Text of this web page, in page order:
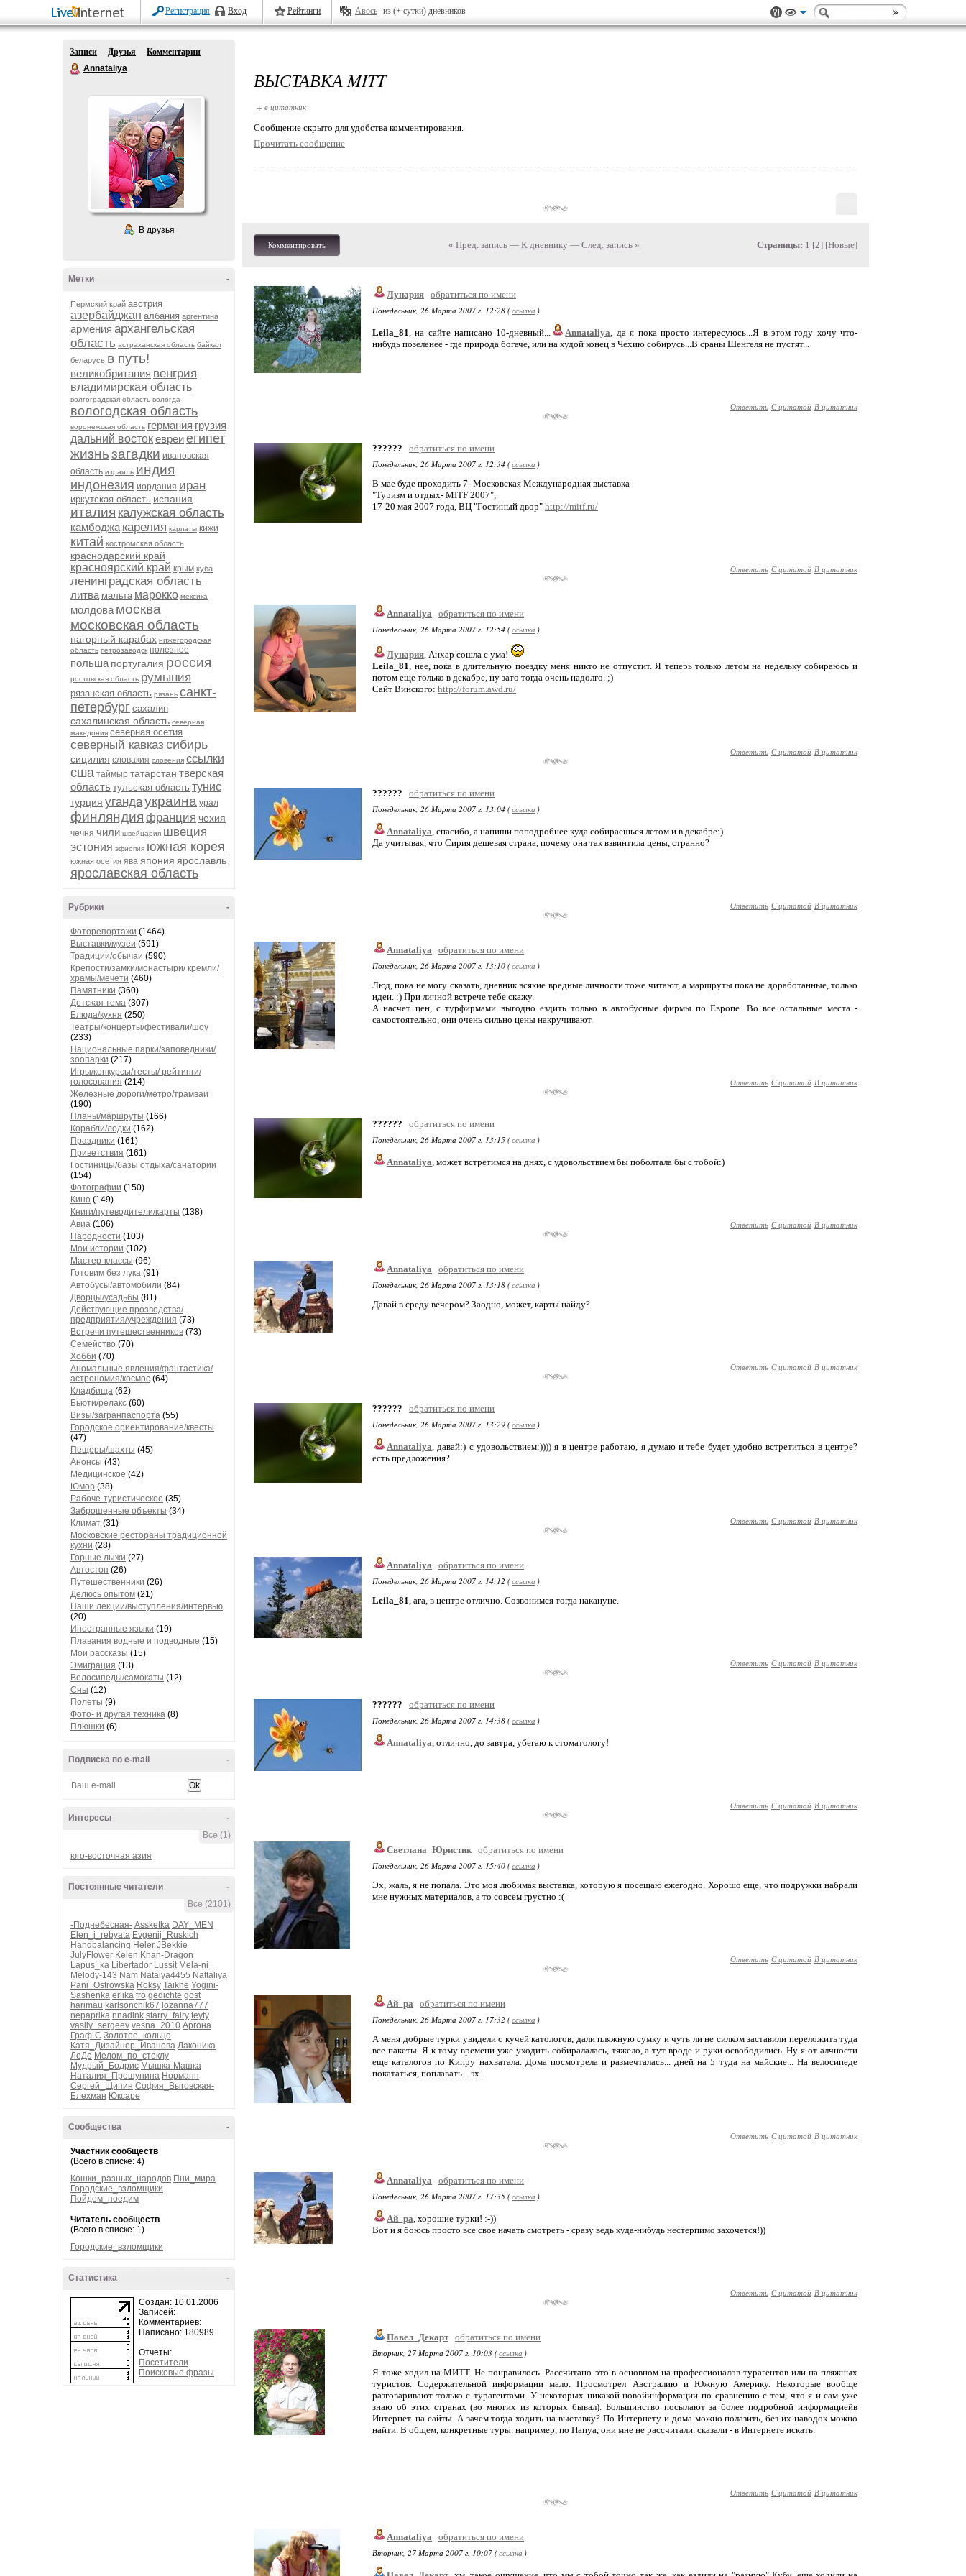
Регистрация Вход Рейтинги Авось из (+ сутки) дневников
Записи Друзья
Комментарии
Annataliya
В друзья
-
Метки
Пермский край австрия
азербайджан албания аргентина
армения архангельская
область астраханская область байкал
беларусь в путь!
великобритания венгрия
владимирская область
волгоградская область вологда
вологодская область
воронежская область германия грузия
дальний востокевреиегипет
жизньзагадки ивановская
область израиль индия
индонезия иордания иран
иркутская область испания
италия калужская область
камбоджа карелия карпаты кижи
китай костромская область
краснодарский край
красноярский край крым куба
ленинградская область
литва мальта марокко мексика
молдова москва
московская область
нагорный карабах нижегородская
область петрозаводск полезное
польша португалия россия
ростовская область румыния
рязанская область рязань санкт-
петербург сахалин
сахалинская область северная
македония северная осетия
северный кавказ сибирь
сицилия словакия словения ссылки
сша таймыр татарстан тверская
область тульская область тунис
турция угандаукраина урал
финляндия франция чехия
чечня чили швейцария швеция
эстония эфиопия южная корея
южная осетия ява япония ярославль
ярославская область
-
Рубрики
Фоторепортажи (1464)
Выставки/музеи (591)
Традиции/обычаи (590)
Крепости/замки/монастыри/ кремли/
храмы/мечети (460)
Памятники (360)
Детская тема (307)
Блюда/кухня (250)
Театры/концерты/фестивали/шоу
(233)
Национальные парки/заповедники/
зоопарки (217)
Игры/конкурсы/тесты/ рейтинги/
голосования (214)
Железные дороги/метро/трамваи
(190)
Планы/маршруты (166)
Корабли/лодки (162)
Праздники (161)
Приветствия (161)
Гостиницы/базы отдыха/санатории
(154)
Фотографии (150)
Кино (149)
Книги/путеводители/карты (138)
Авиа (106)
Народности (103)
Мои истории (102)
Мастер-классы (96)
Готовим без лука (91)
Автобусы/автомобили (84)
Дворцы/усадьбы (81)
Действующие прозводства/
предприятия/учреждения (73)
Встречи путешественников (73)
Семейство (70)
Хобби (70)
Аномальные явления/фантастика/
астрономия/космос (64)
Кладбища (62)
Бьюти/релакс (60)
Визы/загранпаспорта (55)
Городское ориентирование/квесты
(47)
Пещеры/шахты (45)
Анонсы (43)
Медицинское (42)
Юмор (38)
Рабоче-туристическое (35)
Заброшенные объекты (34)
Климат (31)
Московские рестораны традиционной
кухни (28)
Горные лыжи (27)
Автостоп (26)
Путешественники (26)
Делюсь опытом (21)
Наши лекции/выступления/интервью
(20)
Иностранные языки (19)
Плавания водные и подводные (15)
Мои рассказы (15)
Эмиграция (13)
Велосипеды/самокаты (12)
Сны (12)
Полеты (9)
Фото- и другая техника (8)
Плюшки (6)
-
Подписка по e-mail
-
Интересы
Все (1)
юго-восточная азия
-
Постоянные читатели
Все (2101)
-Поднебесная- Assketka DAY_MEN
Elen_i_rebyata Evgenij_Ruskich
Handbalancing Heler JBekkie
JulyFlower Kelen Khan-Dragon
Lapus_ka Libertador Lussit Mela-ni
Melody-143 Nam Natalya4455 Nattaliya
Pani_Ostrowska Roksy Taikhe Yogini-
Sashenka erlika fro gedichte gost
harimau karlsonchik67 lozanna777
nepaprika nnadink starry_fairy teyty
vasily_sergeev vesna_2010 Аргона
Граф-С Золотое_кольцо
Катя_Дизайнер_Иванова Лаконика
ЛеДо Мелом_по_стеклу
Мудрый_Бодрис Мышка-Машка
Наталия_Прошунина Норманн
Сергей_Щипин София_Выговская-
Блехман Юксаре
-
Сообщества
Участник сообществ
(Всего в списке: 4)
Кошки_разных_народов Пни_мира
Городские_взломщики
Пойдем_поедим
Читатель сообществ
(Всего в списке: 1)
Городские_взломщики
-
Статистика
Создан: 10.01.2006
Записей:
Комментариев:
Написано: 180989
Отчеты:
Посетители
Поисковые фразы
ВЫСТАВКА MITT
+ в цитатник
Cообщение скрыто для удобства комментирования.
Прочитать сообщение
Комментировать « Пред. запись— К дневнику — След. запись » Страницы: 1 [2] [Новые]
Лунария обратиться по имени
Понедельник, 26 Марта 2007 г. 12:28 (ссылка )
Leila_81, на сайте написано 10-дневный... Annataliya, да я пока просто интересуюсь...Я в этом году хочу что-
нибудь позеленее - где природа богаче, или на худой конец в Чехию собирусь...В сраны Шенгеля не пустят...
Ответить С цитатой В цитатник
??????
обратиться по имени
Понедельник, 26 Марта 2007 г. 12:34 (ссылка )
В мае буде проходить 7- Московская Международная выставка
"Туризм и отдых- MITF 2007",
17-20 мая 2007 года, ВЦ "Гостиный двор" http://mitf.ru/
Ответить С цитатой В цитатник
Annataliya
обратиться по имени
Понедельник, 26 Марта 2007 г. 12:54 (ссылка )
Лунария, Анхар сошла с ума!
Leila_81, нее, пока в длительную поездку меня никто не отпустит. Я теперь только летом на недельку собираюсь и
потом еще только в декабре, ну зато тогда очень надолго. ;)
Сайт Винского: http://forum.awd.ru/
Ответить С цитатой В цитатник
??????
обратиться по имени
Понедельник, 26 Марта 2007 г. 13:04 (ссылка )
Annataliya, спасибо, а напиши поподробнее куда собираешься летом и в декабре:)
Да учитывая, что Сирия дешевая страна, почему она так взвинтила цены, странно?
Ответить С цитатой В цитатник
Annataliya
обратиться по имени
Понедельник, 26 Марта 2007 г. 13:10 (ссылка )
Люд, пока не могу сказать, дневник всякие вредные личности тоже читают, а маршруты пока не доработанные, только
идеи. :) При личной встрече тебе скажу.
А насчет цен, с турфирмами выгодно ездить только в автобусные фирмы по Европе. Во все остальные места -
самостоятельно, они очень сильно цены накручивают.
Ответить С цитатой В цитатник
??????
обратиться по имени
Понедельник, 26 Марта 2007 г. 13:15 (ссылка )
Annataliya, может встретимся на днях, с удовольствием бы поболтала бы с тобой:)
Ответить С цитатой В цитатник
Annataliya
обратиться по имени
Понедельник, 26 Марта 2007 г. 13:18 (ссылка )
Давай в среду вечером? Заодно, может, карты найду?
Ответить С цитатой В цитатник
??????
обратиться по имени
Понедельник, 26 Марта 2007 г. 13:29 (ссылка )
Annataliya, давай:) с удовольствием:)))) я в центре работаю, я думаю и тебе будет удобно встретиться в центре?
есть предложения?
Ответить С цитатой В цитатник
Annataliya
обратиться по имени
Понедельник, 26 Марта 2007 г. 14:12 (ссылка )
Leila_81, ага, в центре отлично. Созвонимся тогда накануне.
Ответить С цитатой В цитатник
??????
обратиться по имени
Понедельник, 26 Марта 2007 г. 14:38 (ссылка )
Annataliya, отлично, до завтра, убегаю к стоматологу!
Ответить С цитатой В цитатник
Светлана_Юристик обратиться по имени
Понедельник, 26 Марта 2007 г. 15:40 (ссылка )
Эх, жаль, я не попала. Это моя любимая выставка, которую я посещаю ежегодно. Хорошо еще, что подружки набрали
мне нужных материалов, а то совсем грустно :(
Ответить С цитатой В цитатник
Ай_ра
обратиться по имени
Понедельник, 26 Марта 2007 г. 17:32 (ссылка )
А меня добрые турки увидели с кучей катологов, дали пляжную сумку и чуть ли не силком заставили переложить туда
все пакеты. Я к тому времени уже уходить собиралалась, тяжело, а тут вроде и руки освободились. Ну я от алчности
еще каталогов по Кипру нахватала. Дома посмотрела и размечталась... дней на 5 туда на майские... На велосипеде
покататься, поплавать... эх..
Ответить С цитатой В цитатник
Annataliya
обратиться по имени
Понедельник, 26 Марта 2007 г. 17:35 (ссылка )
Ай_ра, хорошие турки! :-))
Вот и я боюсь просто все свое начать смотреть - сразу ведь куда-нибудь нестерпимо захочется!))
Ответить С цитатой В цитатник
Павел_Декарт обратиться по имени
Вторник, 27 Марта 2007 г. 10:03 (ссылка )
Я тоже ходил на МИТТ. Не понравилось. Рассчитано это в основном на профессионалов-турагентов или на пляжных
туристов. Содержательной информации мало. Просмотрел Австралию и Южную Америку. Некоторые вообще
разговаривают только с турагентами. У некоторых никакой новойинформации по сравнению с тем, что я и сам уже
знаю об этих странах (во многих из которых бывал). Большинство посылают за более подробной информациейв
Интернет. на сайты. А зачем тогда ходить на выставку? По Интернету и дома можно полазить, без их наводок можно
найти. В общем, конкретные туры. например, по Папуа, они мне не рассчитали. сказали - в Интернете искать.
Ответить С цитатой В цитатник
Annataliya
обратиться по имени
Вторник, 27 Марта 2007 г. 10:07 (ссылка )